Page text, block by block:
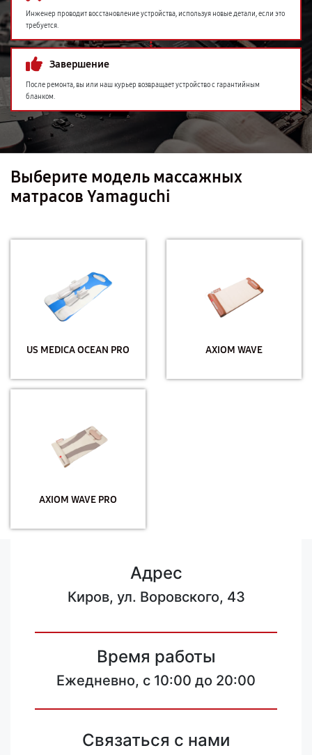
Инженер проводит восстановление устройства, используя новые детали, если это
требуется.
Завершение
После ремонта, вы или наш курьер возвращает устройство с гарантийным
бланком.
Выберите модель массажных
матрасов Yamaguchi
US MEDICA OCEAN PRO AXIOM WAVE
AXIOM WAVE PRO
Адрес
Киров, ул. Воровского, 43
Время работы
Ежедневно, с 10:00 до 20:00
Связаться с нами